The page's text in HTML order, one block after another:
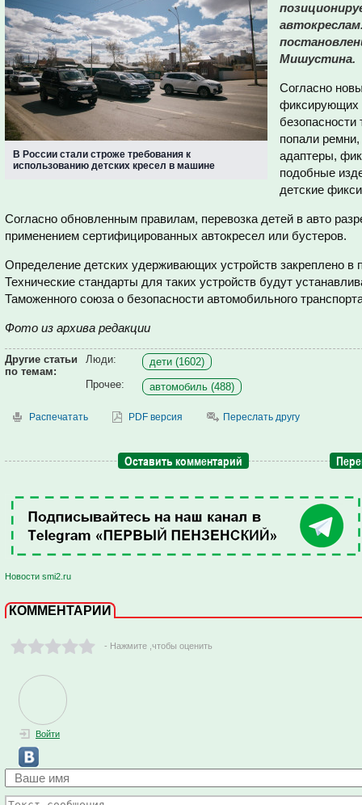
В России стали строже требования к
использованию детских кресел в машине
Мишустина.
Согласно
фиксирующих
безопасности
попали
адаптеры,
подобные
детские
Согласно обновленным правилам, перевозка детей в авто
применением сертифицированных автокресел или бустеров.
Определение детских удерживающих устройств закреплено в
Технические стандарты для таких устройств будут
Таможенного союза о безопасности автомобильного
Фото из архива редакции
Другие статьи
по темам:
Люди:
дети (1602)
Прочее:
автомобиль (488)
Распечатать PDF версия Переслать другу
Оставить комментарий
Новости smi2.ru
КОММЕНТАРИИ
- Нажмите ,чтобы оценить
Войти